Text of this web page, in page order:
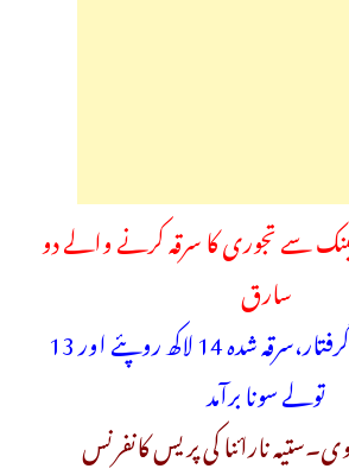
سے تجوری کا سرقہ کرنے والے دو
سارق
اندرون تین گھنٹے گرفتار،سرقہ شدہ 14 لاکھ روپئے اور 13
تولے سونا برآمد
نارائنا کی پریس کانفرنس